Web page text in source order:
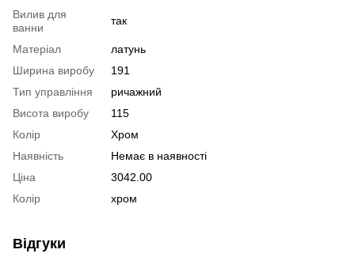
Вилив для
ванни
так
Матеріал
латунь
Ширина виробу
191
Тип управління
ричажний
Висота виробу
115
Колір
Хром
Наявність
Немає в наявності
Ціна
3042.00
Колір
хром
Відгуки